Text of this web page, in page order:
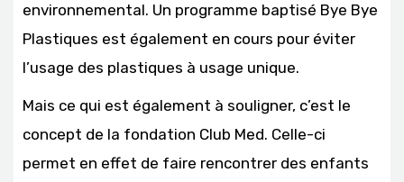
environnemental. Un programme baptisé Bye Bye
Plastiques est également en cours pour éviter
l’usage des plastiques à usage unique.
Mais ce qui est également à souligner, c’est le
concept de la fondation Club Med. Celle-ci
permet en effet de faire rencontrer des enfants